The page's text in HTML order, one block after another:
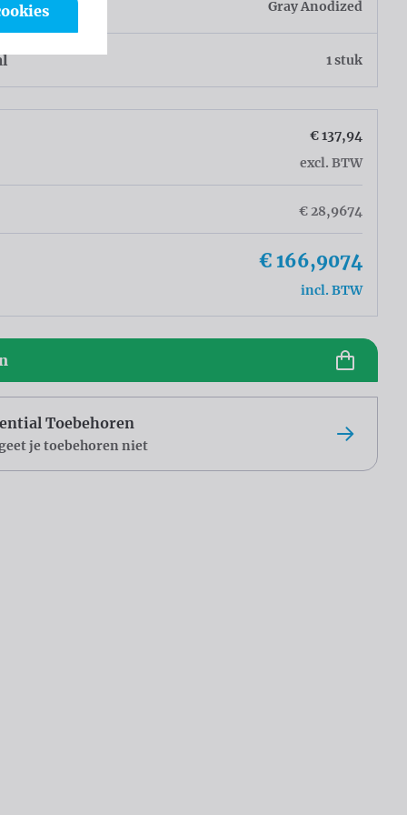
Gray Anodized
1 stuk
€ 137,94
excl. BTW
€ 28,9674
€ 166,9074
incl. BTW
Toebehoren
je toebehoren niet